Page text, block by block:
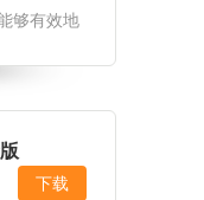
够有效地
，提高了
下载